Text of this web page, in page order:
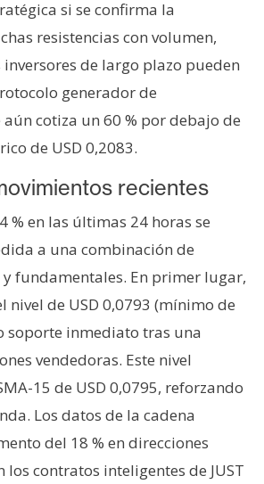
si se confirma la
resistencias con volumen,
de largo plazo pueden
generador de
cotiza un 60 % por debajo de
de USD 0,2083.
recientes
% en las últimas 24 horas se
a una combinación de
fundamentales. En primer lugar,
nivel de USD 0,0793 (mínimo de
soporte inmediato tras una
vendedoras. Este nivel
15 de USD 0,0795, reforzando
Los datos de la cadena
del 18 % en direcciones
los contratos inteligentes de JUST